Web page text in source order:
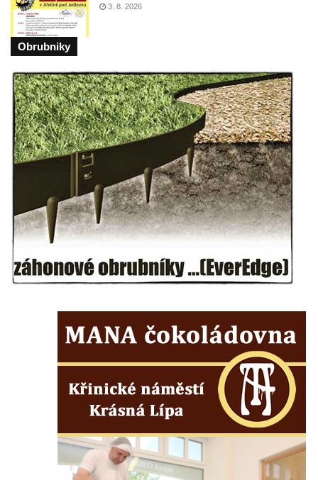
Na Sadech v Českých Budějovicích
Pomník Přemysla Otakara II. v parku Na
Sadech v Českých Budějovicích
Socha Mateřství v parku Na Sadech v
Českých Budějovicích
Památník Otokara Mokrého v parku Na
Sadech v Českých Budějovicích
Poslední dochovaný tramvajový sloup na
Pražské třídě v Českých Budějovicích
Socha Civilizovaní na Husově třídě v
Českých Budějovicích
Socha svatého Jana Nepomuckého Na
Sadech u Mlýnské stoky v Českých
Budějovicích
Socha svatého Vincence Ferrerského na
kláštera dominikánů v Českých
Budějovicích
Socha svatého Josefa na nádvoří kláštera
dominikánů v Českých Budějovicích
3. 8. 2026
Obrubniky